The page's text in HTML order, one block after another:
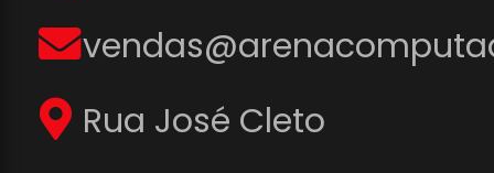
Rua José Cleto